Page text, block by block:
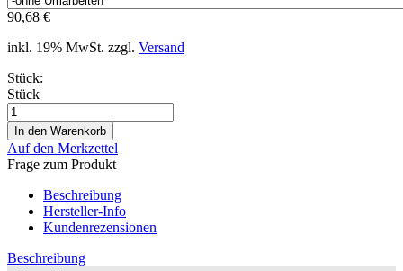
90,68 €
inkl. 19% MwSt. zzgl. Versand
Stück:
Stück
Auf den Merkzettel
Frage zum Produkt
Beschreibung
Hersteller-Info
Kundenrezensionen
Beschreibung